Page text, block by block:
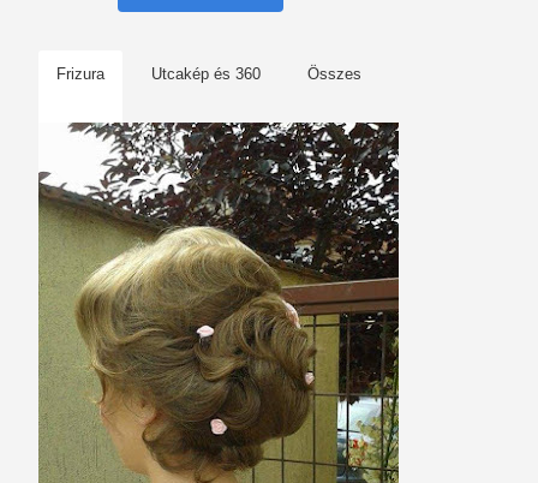
Frizura Utcakép és 360 Összes